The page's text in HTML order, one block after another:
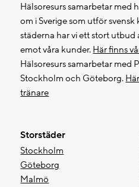
Hälsoresurs samarbetar med
om i Sverige som utför svensk
städerna har vi ett stort utbud
emot våra kunder. Här finns
Hälsoresurs samarbetar med
Stockholm och Göteborg.
tränare
Storstäder
Stockholm
Göteborg
Malmö